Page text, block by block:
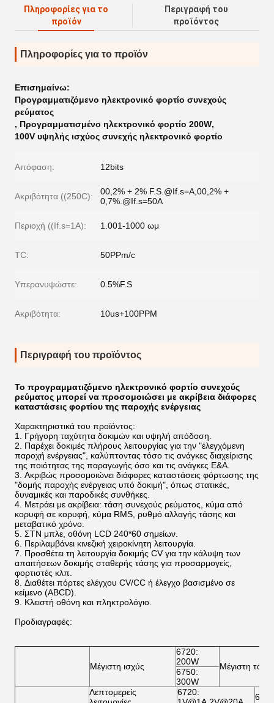
Πληροφορίες για το
προϊόν
Περιγραφή του
προϊόντος
Πληροφορίες για το προϊόν
Επισημαίνω:
Προγραμματιζόμενο ηλεκτρονικό φορτίο συνεχούς
ρεύματος
, Προγραμματισμένο ηλεκτρονικό φορτίο 200W,
100V υψηλής ισχύος συνεχής ηλεκτρονικό φορτίο
Απόφαση: 12bits
Ακριβότητα ((250C):
00,2% + 2% F.S.@If.s=A,00,2% +
0,7%.@If.s=50A
Περιοχή ((If.s=1A): 1.001-1000 ωμ
TC: 50PPm/c
Υπερανυψώστε: 0.5%F.S
Ακριβότητα: 10us+100PPM
Περιγραφή του προϊόντος
Το προγραμματιζόμενο ηλεκτρονικό φορτίο συνεχούς
ρεύματος μπορεί να προσομοιώσει με ακρίβεια διάφορες
καταστάσεις φορτίου της παροχής ενέργειας
Χαρακτηριστικά του προϊόντος:
Γρήγορη ταχύτητα δοκιμών και υψηλή απόδοση.
Παρέχει δοκιμές πλήρους λειτουργίας για την "έλεγχόμενη
παροχή ενέργειας", καλύπτοντας τόσο τις ανάγκες διαχείρισης
της ποιότητας της παραγωγής όσο και τις ανάγκες Ε&Α.
Ακριβώς προσομοιώνει διάφορες καταστάσεις φόρτωσης της
"δομής παροχής ενέργειας υπό δοκιμή", όπως στατικές,
δυναμικές και παροδικές συνθήκες.
Μετράει με ακρίβεια: τάση συνεχούς ρεύματος, κύμα από
κορυφή σε κορυφή, κύμα RMS, ρυθμό αλλαγής τάσης και
μεταβατικό χρόνο.
ΣΤΝ μπλε, οθόνη LCD 240*60 σημείων.
Περιλαμβάνει κινεζική χειροκίνητη λειτουργία.
Προσθέτει τη λειτουργία δοκιμής CV για την κάλυψη των
απαιτήσεων δοκιμής σταθερής τάσης για προσαρμογείς,
φορτιστές κλπ.
Διαθέτει πόρτες ελέγχου CV/CC ή έλεγχο βασισμένο σε
κείμενο (ABCD).
Κλειστή οθόνη και πληκτρολόγιο.
Προδιαγραφές:
Μέγιστη ισχύς
6720:
200W
Μέγιστη τάση
6750:
300W
Λεπτομερείς
6720: